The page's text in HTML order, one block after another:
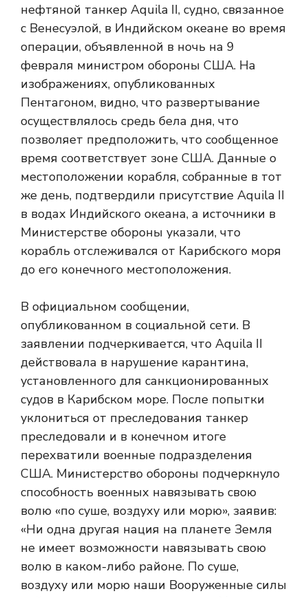
нефтяной танкер Aquila II, судно, связанное
с Венесуэлой, в Индийском океане во время
операции, объявленной в ночь на 9
февраля министром обороны США. На
изображениях, опубликованных
Пентагоном, видно, что развертывание
осуществлялось средь бела дня, что
позволяет предположить, что сообщенное
время соответствует зоне США. Данные о
местоположении корабля, собранные в тот
же день, подтвердили присутствие Aquila II
в водах Индийского океана, а источники в
Министерстве обороны указали, что
корабль отслеживался от Карибского моря
до его конечного местоположения.
В официальном сообщении,
опубликованном в социальной сети. В
заявлении подчеркивается, что Aquila II
действовала в нарушение карантина,
установленного для санкционированных
судов в Карибском море. После попытки
уклониться от преследования танкер
преследовали и в конечном итоге
перехватили военные подразделения
США. Министерство обороны подчеркнуло
способность военных навязывать свою
волю «по суше, воздуху или морю», заявив:
«Ни одна другая нация на планете Земля
не имеет возможности навязывать свою
волю в каком-либо районе. По суше,
воздуху или морю наши Вооруженные силы